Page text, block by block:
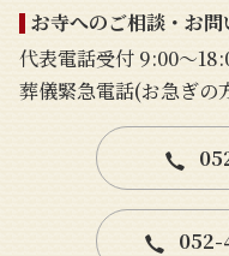
お寺へのご相談・お
代表電話受付 9:00〜
葬儀緊急電話(お急ぎの
052-